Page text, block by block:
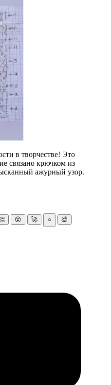
в творчестве! Это
связано крючком из
ажурный узор.
😮 🚀 ⭐ 💩